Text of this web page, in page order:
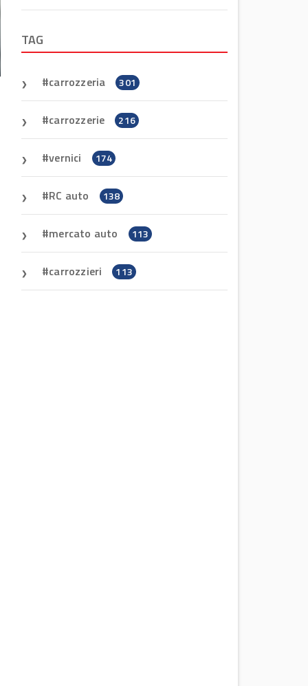
TAG
carrozzeria 301
carrozzerie 216
vernici 174
RC auto 138
mercato auto 113
carrozzieri 113